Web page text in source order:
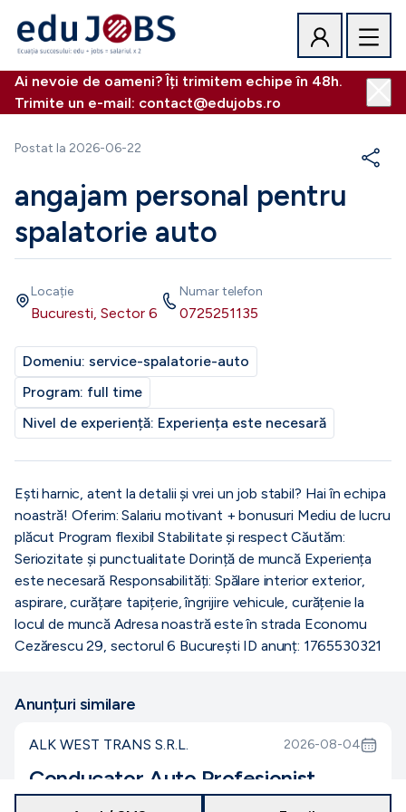
Ai nevoie de oameni? Îți trimitem echipe în 48h.
Trimite un e-mail: contact@edujobs.ro
Postat la 2026-06-22
angajam personal pentru
spalatorie auto
Locație
Bucuresti, Sector 6
Numar telefon
0725251135
Domeniu: service-spalatorie-auto
Program: full time
Nivel de experiență: Experiența este necesară
Ești harnic, atent la detalii și vrei un job stabil? Hai în echipa
noastră! Oferim: Salariu motivant + bonusuri Mediu de lucru
plăcut Program flexibil Stabilitate și respect Căutăm:
Seriozitate și punctualitate Dorință de muncă Experiența
este necesară Responsabilități: Spălare interior exterior,
aspirare, curățare tapițerie, îngrijire vehicule, curățenie la
locul de muncă Adresa noastră este în strada Economu
Cezărescu 29, sectorul 6 București ID anunț: 1765530321
Anunțuri similare
ALK WEST TRANS S.R.L. 2026-08-04
Conducator Auto Profesionist